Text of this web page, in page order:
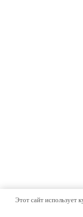
Этот сайт использует